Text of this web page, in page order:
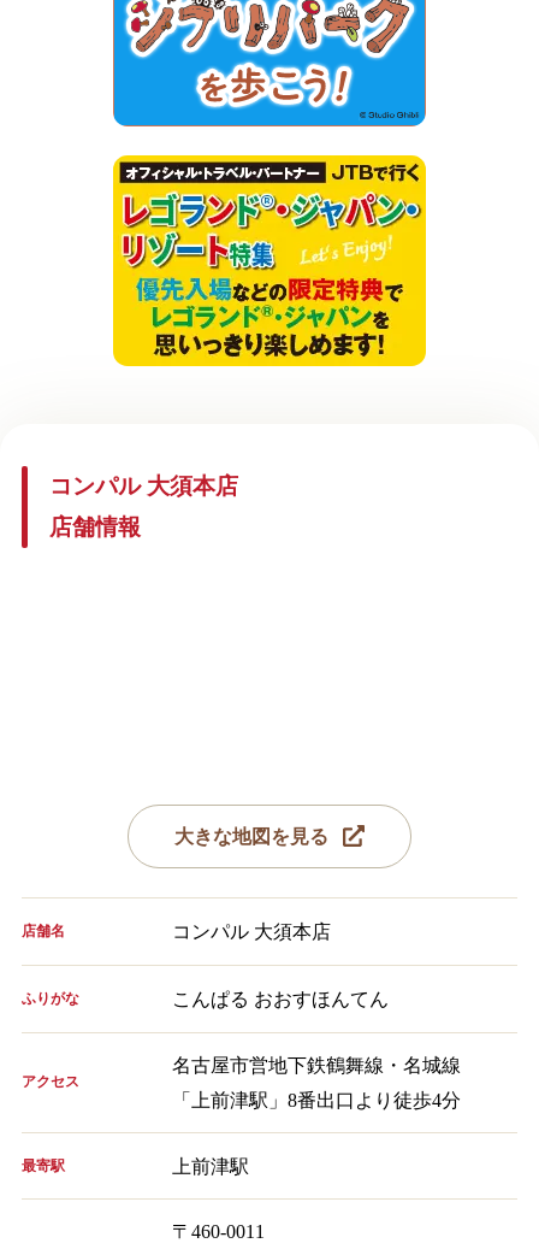
コンパル 大須本店
店舗情報
大きな地図を見る
店舗名 コンパル 大須本店
ふりがな こんぱる おおすほんてん
アクセス
名古屋市営地下鉄鶴舞線・名城線
「上前津駅」8番出口より徒歩4分
最寄駅 上前津駅
〒460-0011